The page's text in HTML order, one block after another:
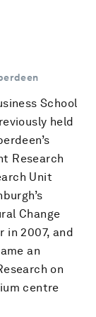
School
held
Research
Unit
Change
in 2007, and
an
on
centre